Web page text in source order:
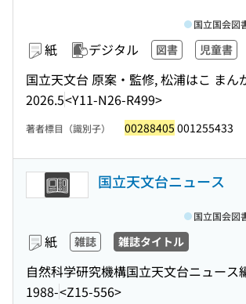
紙 デジタル 図書 児童書
国立天文台 原案・監修, 松浦はこ まん
2026.5<Y11-N26-R499>
国立国会図
著者標目（識別子） 00288405 001255433
国立天文台ニュース
紙 雑誌 雑誌タイトル
自然科学研究機構国立天文台ニュース
1988-<Z15-556>
国立国会図